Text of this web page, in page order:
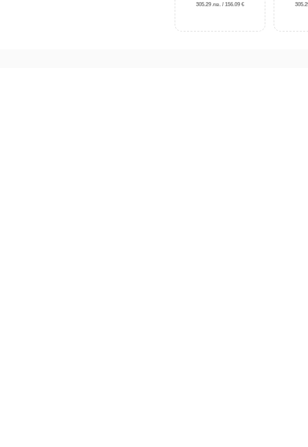
305.29 лв. / 156.09 €